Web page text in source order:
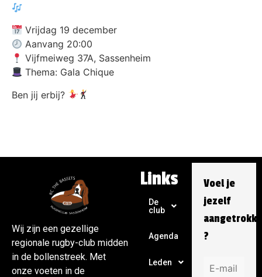
Vrijdag 19 december
Aanvang 20:00
Vijfmeiweg 37A, Sassenheim
Thema: Gala Chique
Ben jij erbij?
Wij zijn een gezellige
regionale rugby-club midden
in de bollenstreek. Met
onze voeten in de
Links
De
club
Agenda
Leden
Voel je
jezelf
?